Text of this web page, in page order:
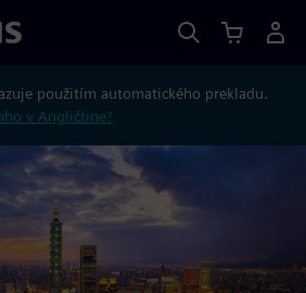
použitím automatického prekladu.
v Angličtine?